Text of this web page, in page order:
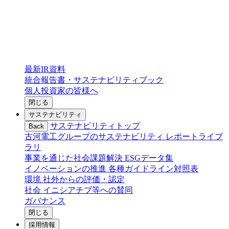
最新IR資料
統合報告書・サステナビリティブック
個人投資家の皆様へ
閉じる
サステナビリティ
Back
サステナビリティトップ
古河電工グループのサステナビリティ レポートライブ
ラリ
事業を通じた社会課題解決 ESGデータ集
イノベーションの推進 各種ガイドライン対照表
環境 社外からの評価・認定
社会 イニシアチブ等への賛同
ガバナンス
閉じる
採用情報